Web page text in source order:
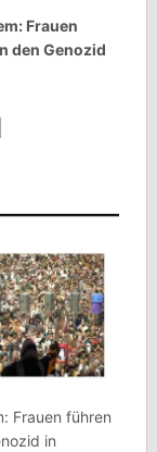
Frauen
den Genozid
Frauen führen
in